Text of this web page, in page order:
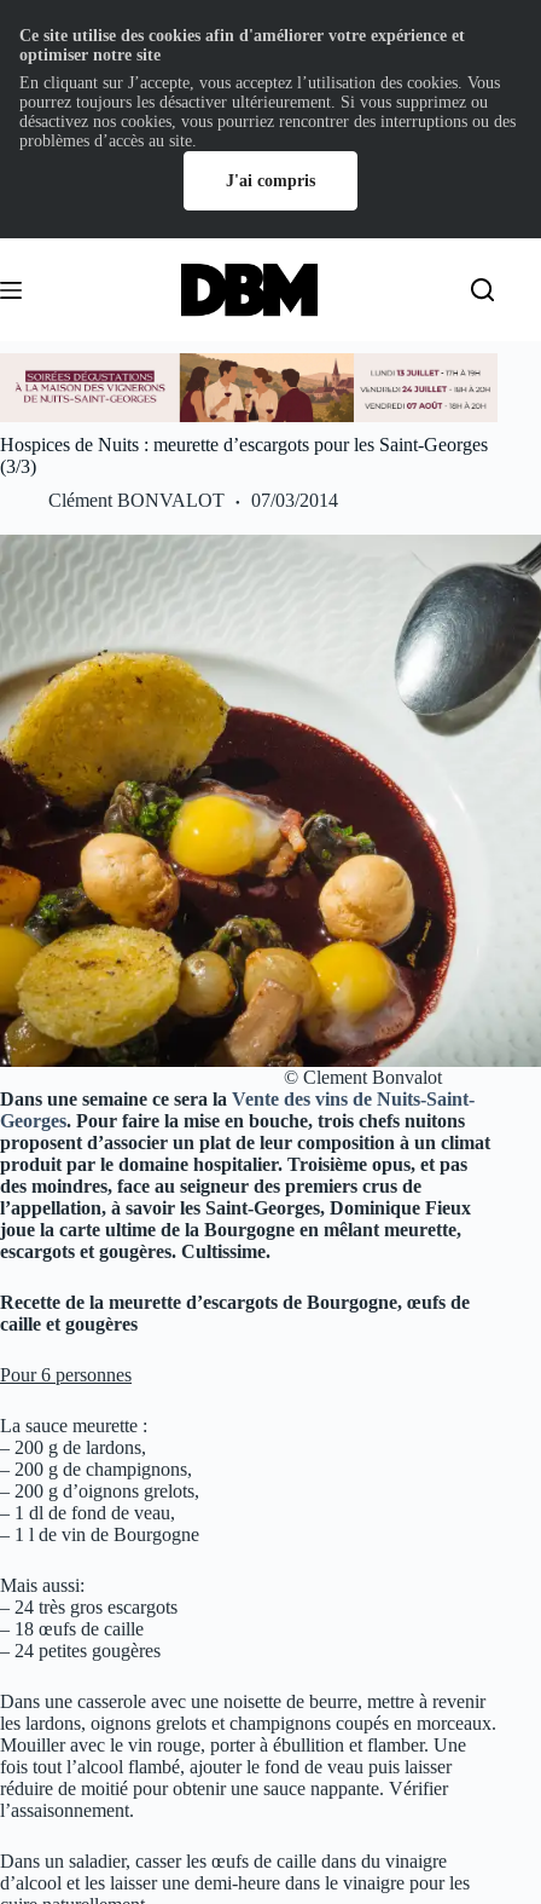
contenu
Hospices de Nuits : meurette d’escargots pour les Saint-Georges
(3/3)
Clément BONVALOT
07/03/2014
© Clement Bonvalot
Dans une semaine ce sera la Vente des vins de Nuits-Saint-
Georges. Pour faire la mise en bouche, trois chefs nuitons
proposent d’associer un plat de leur composition à un climat
produit par le domaine hospitalier. Troisième opus, et pas
des moindres, face au seigneur des premiers crus de
l’appellation, à savoir les Saint-Georges, Dominique Fieux
joue la carte ultime de la Bourgogne en mêlant meurette,
escargots et gougères. Cultissime.
Recette de la meurette d’escargots de Bourgogne, œufs de
caille et gougères
Pour 6 personnes
La sauce meurette :
– 200 g de lardons,
– 200 g de champignons,
– 200 g d’oignons grelots,
– 1 dl de fond de veau,
– 1 l de vin de Bourgogne
Mais aussi:
– 24 très gros escargots
– 18 œufs de caille
– 24 petites gougères
Dans une casserole avec une noisette de beurre, mettre à revenir
les lardons, oignons grelots et champignons coupés en morceaux.
Mouiller avec le vin rouge, porter à ébullition et flamber. Une
fois tout l’alcool flambé, ajouter le fond de veau puis laisser
réduire de moitié pour obtenir une sauce nappante. Vérifier
l’assaisonnement.
Dans un saladier, casser les œufs de caille dans du vinaigre
d’alcool et les laisser une demi-heure dans le vinaigre pour les
Ce site utilise des cookies afin d'améliorer votre expérience et
optimiser notre site
En cliquant sur J’accepte, vous acceptez l’utilisation des cookies. Vous
pourrez toujours les désactiver ultérieurement. Si vous supprimez ou
désactivez nos cookies, vous pourriez rencontrer des interruptions ou des
problèmes d’accès au site.
J'ai compris